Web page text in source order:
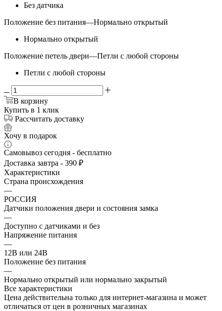
Без датчика
Положение без питания—Нормально открытый
Нормально открытый
Положение петель двери—Петли с любой стороны
Петли с любой стороны
В корзину
Купить в 1 клик
Рассчитать доставку
Хочу в подарок
Самовывоз сегодня - бесплатно
Доставка завтра - 390 ₽
Характеристики
Страна происхождения
—
РОССИЯ
Датчики положения двери и состояния замка
—
Доступно с датчиками и без
Напряжение питания
—
12В или 24В
Положение без питания
—
Нормально открытый или нормально закрытый
Все характеристики
Цена действительна только для интернет-магазина и может
отличаться от цен в розничных магазинах